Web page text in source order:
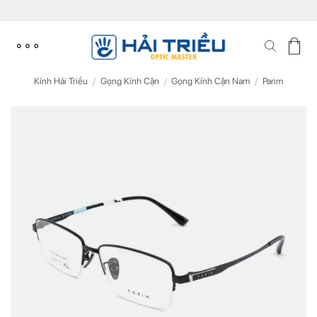
content
Kính Hải Triều / Gọng Kính Cận / Gọng Kính Cận Nam / Parim
ĐĂNG KÝ NGAY ĐỂ NHẬN
ĐĂNG KÝ NGAY ĐỂ NHẬN